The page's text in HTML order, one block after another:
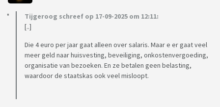
Tijgeroog schreef op 17-09-2025 om 12:11:
[..]
Die 4 euro per jaar gaat alleen over salaris. Maar e er gaat veel
meer geld naar huisvesting, beveiliging, onkostenvergoeding,
organisatie van bezoeken. En ze betalen geen belasting,
waardoor de staatskas ook veel misloopt.